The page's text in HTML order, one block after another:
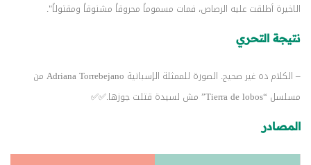
الاخيرة أطلقت عليه الرصاص، فمات مسموماً محروقاً مشنوقاً ومقتولاً".
نتيجة التحري
– الكلام ده غير صحيح. الصورة للممثلة الإسبانية Adriana Torrebejano من
مسلسل “Tierra de lobos” مش لسيدة قتلت جوزها.✅✅
المصادر